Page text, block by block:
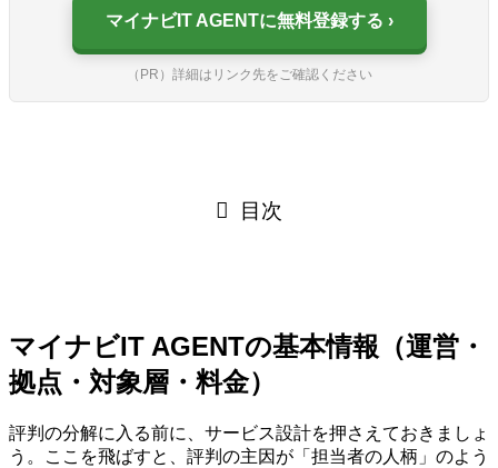
マイナビIT AGENTに無料登録する
（PR）詳細はリンク先をご確認ください
目次
マイナビIT AGENTの基本情報（運営・
拠点・対象層・料金）
評判の分解に入る前に、サービス設計を押さえておきましょ
う。ここを飛ばすと、評判の主因が「担当者の人柄」のよう